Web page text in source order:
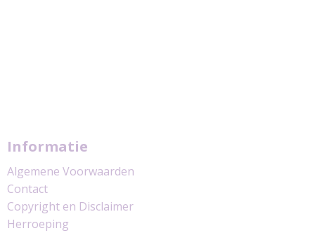
Informatie
Algemene Voorwaarden
Contact
Copyright en Disclaimer
Herroeping